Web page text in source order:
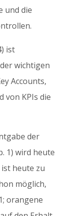
und die
ist
wichtigen
Accounts,
von KPIs die
der
1) wird heute
heute zu
möglich,
orangene